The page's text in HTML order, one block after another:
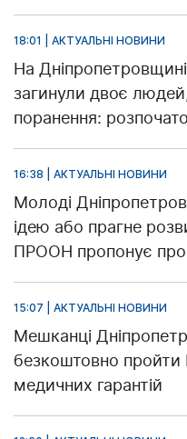
18:01 | АКТУАЛЬНІ НОВИНИ
На
загинули двоє
поранення:
16:38 | АКТУАЛЬНІ НОВИНИ
Молоді
ідею або прагне
ПРООН пропонує
15:07 | АКТУАЛЬНІ НОВИНИ
Мешканці
безкоштовно
медичних гарантій